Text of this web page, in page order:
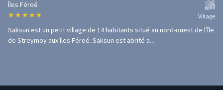
Îles Féroé
★ ★ ★ ★ ★ Village
Saksun est un petit village de 14 habitants situé au nord-ouest de l'île
de Streymoy aux Îles Féroé. Saksun est abrité a...